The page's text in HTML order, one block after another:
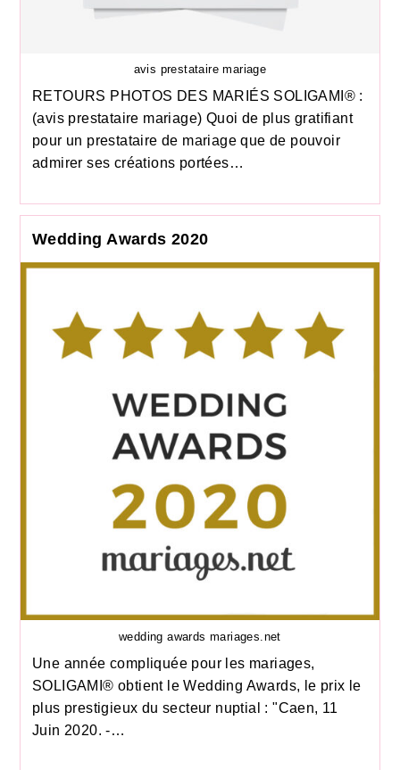
avis prestataire mariage
RETOURS PHOTOS DES MARIÉS SOLIGAMI® :
(avis prestataire mariage) Quoi de plus gratifiant
pour un prestataire de mariage que de pouvoir
admirer ses créations portées…
Wedding Awards 2020
wedding awards mariages.net
Une année compliquée pour les mariages,
SOLIGAMI® obtient le Wedding Awards, le prix le
plus prestigieux du secteur nuptial : "Caen, 11
Juin 2020. -…